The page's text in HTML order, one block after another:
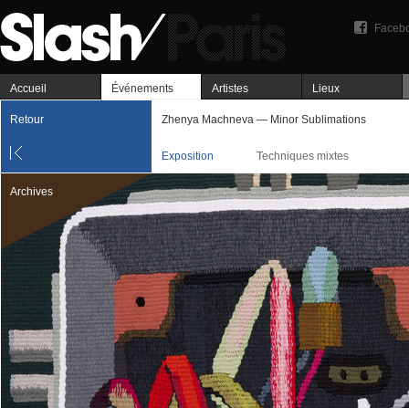
Accueil Événements Artistes Lieux
Retour Zhenya Machneva — Minor Sublimations
Exposition Techniques mixtes
Archives